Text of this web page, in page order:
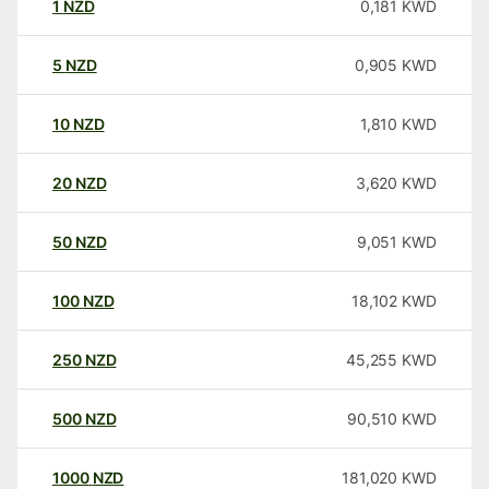
1 NZD 0,181 KWD
5 NZD 0,905 KWD
10 NZD 1,810 KWD
20 NZD 3,620 KWD
50 NZD 9,051 KWD
100 NZD 18,102 KWD
250 NZD 45,255 KWD
500 NZD 90,510 KWD
1000 NZD 181,020 KWD